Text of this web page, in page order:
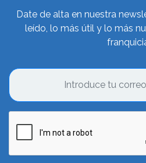
Date de alta en nuestra
leído, lo más útil y lo más